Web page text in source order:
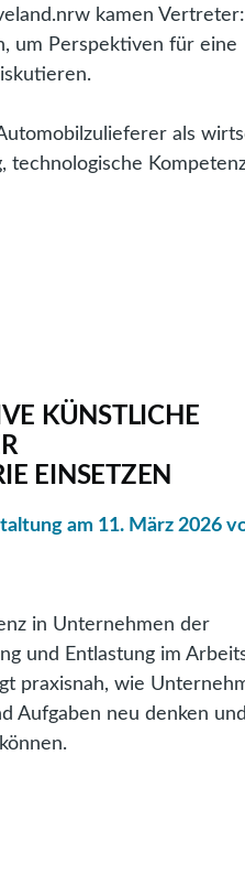
kamen
um Perspektiven für eine
als
technologische
KÜNSTLICHE
EINSETZEN
am 11. März 2026
in Unternehmen der
und Entlastung im
praxisnah, wie
Aufgaben neu denken